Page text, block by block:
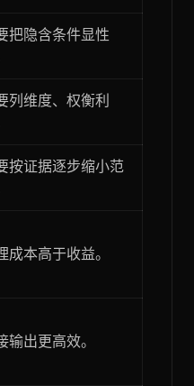
把隐含条件显性
列维度、权衡利
按证据逐步缩小范
成本高于收益。
输出更高效。